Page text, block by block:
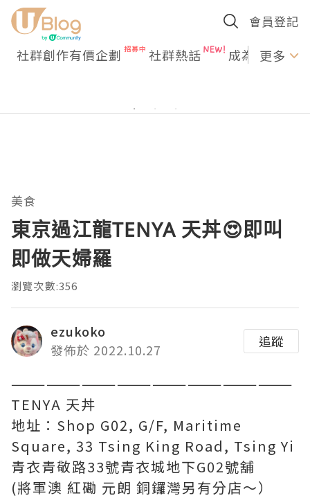
會員登記
社群創作有價企劃 社群熱話 成為U更多
美食
東京過江龍TENYA 天丼😍即叫
即做天婦羅
瀏覽次數:356
ezukoko
發佈於 2022.10.27
追蹤
————————————————————————
TENYA 天丼
地址：Shop G02, G/F, Maritime
Square, 33 Tsing King Road, Tsing Yi
青衣青敬路33號青衣城地下G02號舖
(將軍澳 紅磡 元朗 銅鑼灣另有分店～）